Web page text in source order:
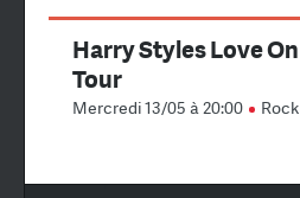
Harry Styles Love On
Tour
Mercredi 13/05 à 20:00 Rock